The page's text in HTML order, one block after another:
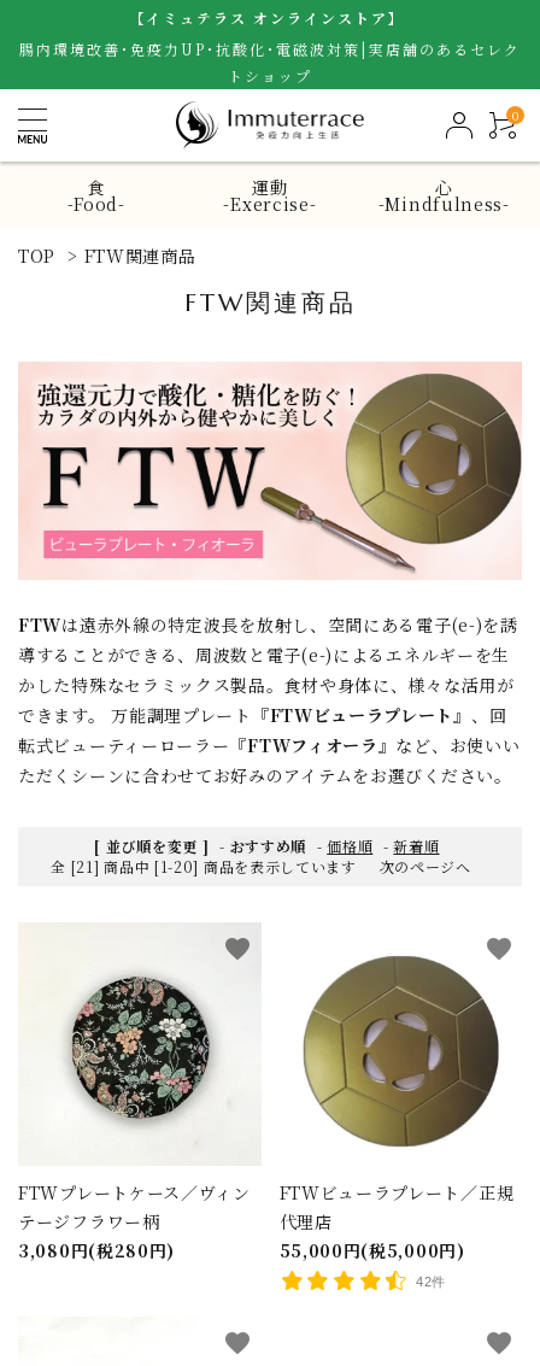
【イミュテラス オンラインストア】
腸内環境改善･免疫力UP･抗酸化･電磁波対策|実店舗のあるセレク
トショップ
0
食
-Food-
運動
-Exercise-
心
-Mindfulness-
TOP > FTW関連商品
FTW関連商品
FTWは遠赤外線の特定波長を放射し、空間にある電子(e-)を誘
導することができる、周波数と電子(e-)によるエネルギーを生
かした特殊なセラミックス製品。食材や身体に、様々な活用が
できます。 万能調理プレート『FTWビューラプレート』、回
転式ビューティーローラー『FTWフィオーラ』など、お使いい
ただくシーンに合わせてお好みのアイテムをお選びください。
[ 並び順を変更 ] - おすすめ順 -価格順 -新着順
全 [21] 商品中 [1-20] 商品を表示しています
次のページへ
FTWプレートケース／ヴィン
テージフラワー柄
3,080円(税280円)
favorite
FTWビューラプレート／正規
代理店
55,000円(税5,000円)
42件
favorite
favorite favorite